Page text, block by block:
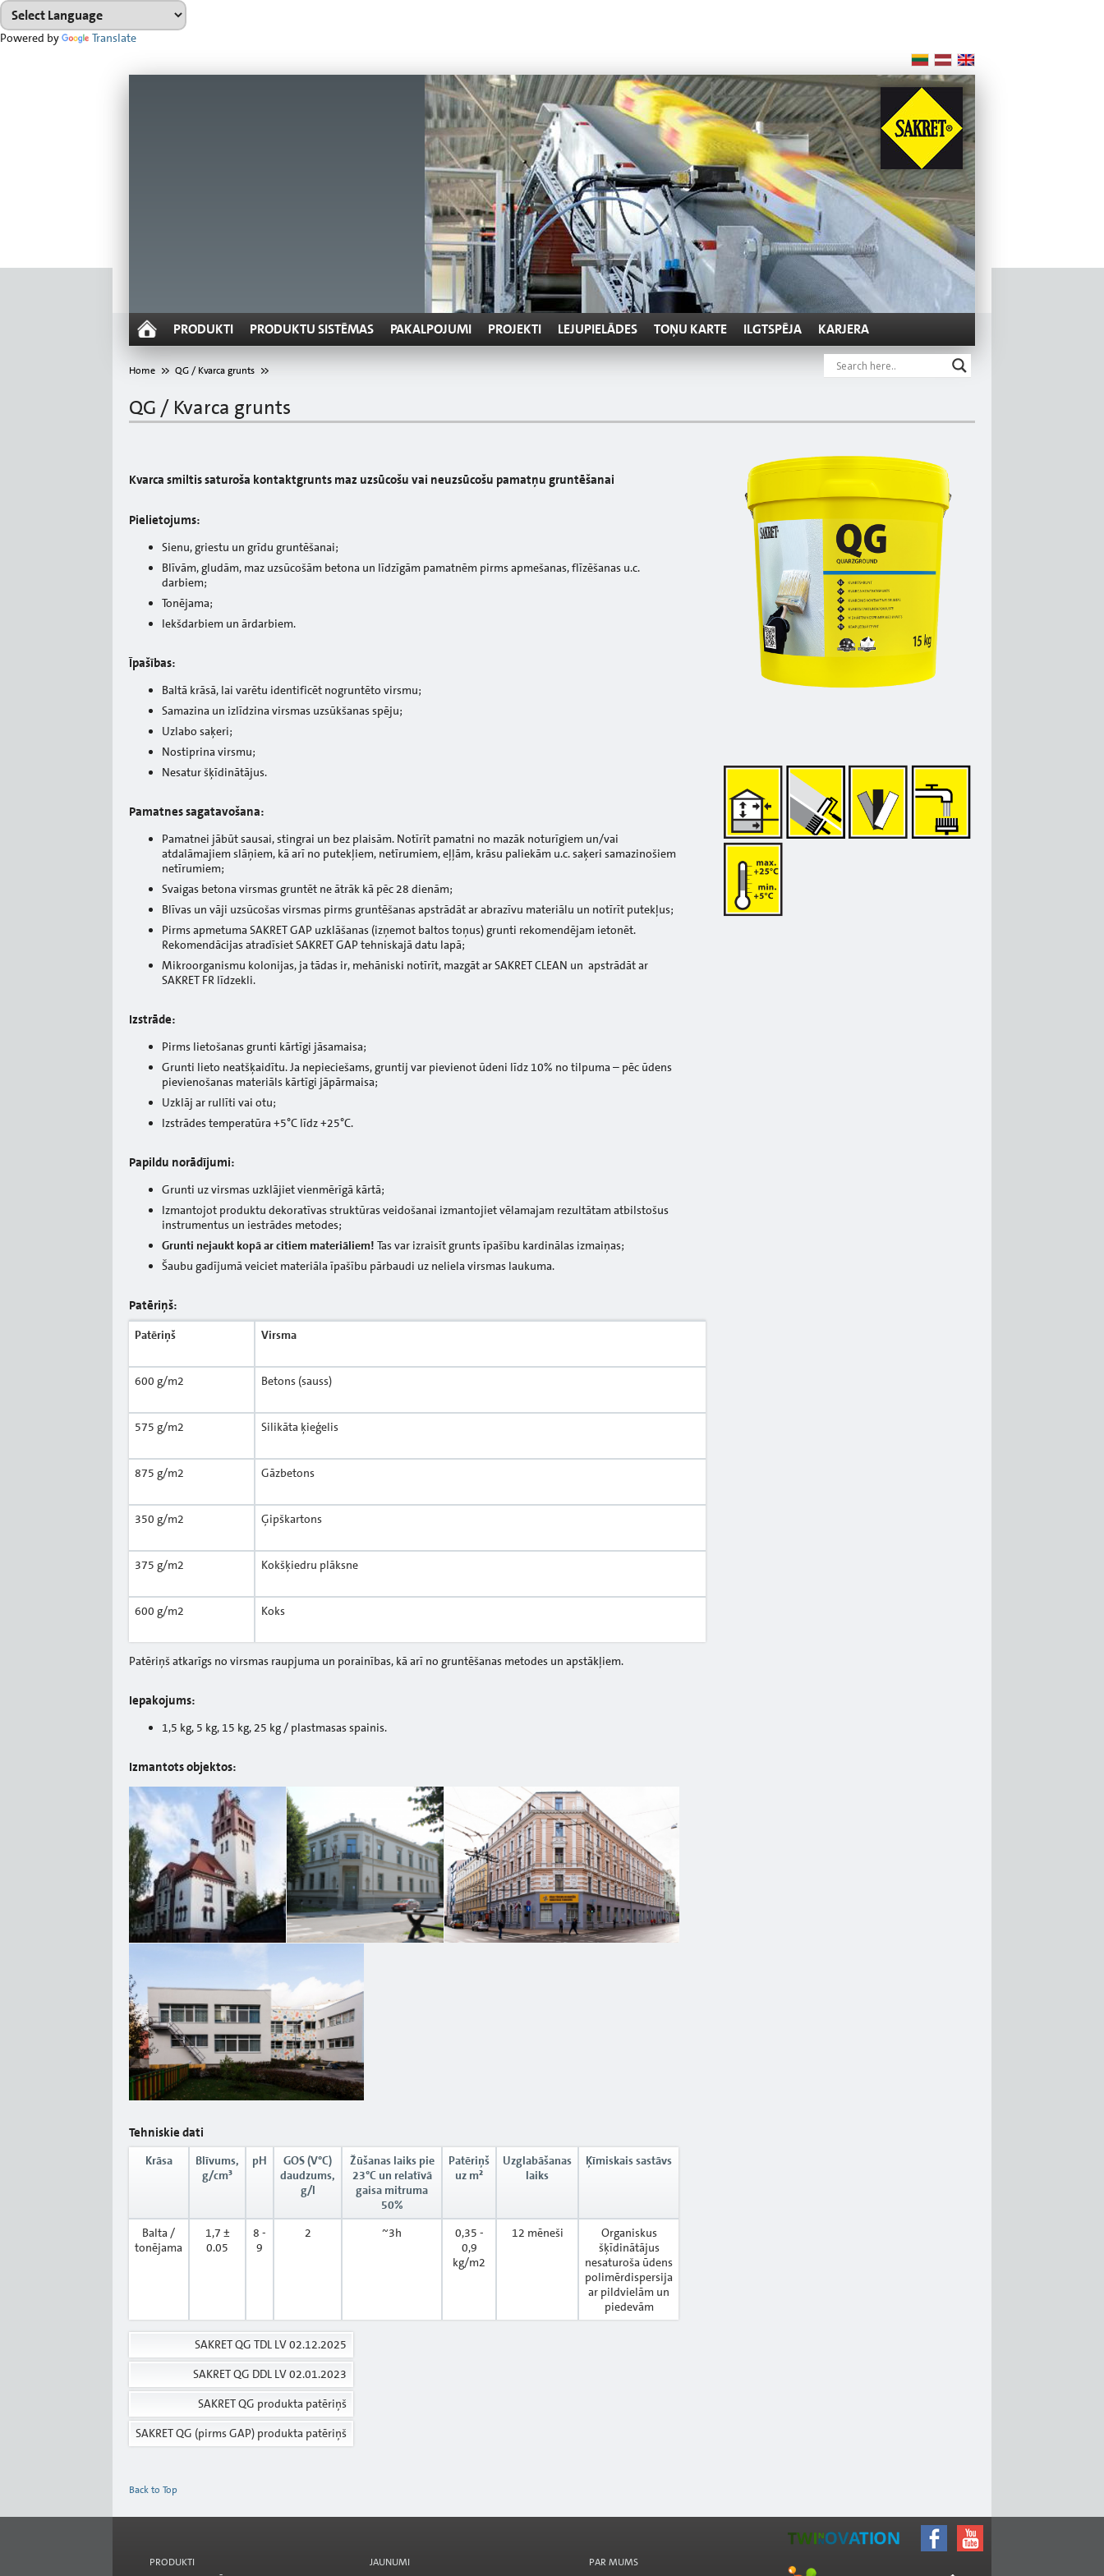
Powered by Translate
PRODUKTI PRODUKTU SISTĒMAS PAKALPOJUMI PROJEKTI LEJUPIELĀDES TOŅU KARTE ILGTSPĒJA KARJERA
Home QG / Kvarca grunts
QG / Kvarca grunts
Kvarca smiltis saturoša kontaktgrunts maz uzsūcošu vai neuzsūcošu pamatņu gruntēšanai
Pielietojums:
Sienu, griestu un grīdu gruntēšanai;
Blīvām, gludām, maz uzsūcošām betona un līdzīgām pamatnēm pirms apmešanas, flīzēšanas u.c.
darbiem;
Tonējama;
Iekšdarbiem un ārdarbiem.
Īpašības:
Baltā krāsā, lai varētu identificēt nogruntēto virsmu;
Samazina un izlīdzina virsmas uzsūkšanas spēju;
Uzlabo saķeri;
Nostiprina virsmu;
Nesatur šķīdinātājus.
Pamatnes sagatavošana:
Pamatnei jābūt sausai, stingrai un bez plaisām. Notīrīt pamatni no mazāk noturīgiem un/vai
atdalāmajiem slāņiem, kā arī no putekļiem, netīrumiem, eļļām, krāsu paliekām u.c. saķeri samazinošiem
netīrumiem;
Svaigas betona virsmas gruntēt ne ātrāk kā pēc 28 dienām;
Blīvas un vāji uzsūcošas virsmas pirms gruntēšanas apstrādāt ar abrazīvu materiālu un notīrīt putekļus;
Pirms apmetuma SAKRET GAP uzklāšanas (izņemot baltos toņus) grunti rekomendējam ietonēt.
Rekomendācijas atradīsiet SAKRET GAP tehniskajā datu lapā;
Mikroorganismu kolonijas, ja tādas ir, mehāniski notīrīt, mazgāt ar SAKRET CLEAN un apstrādāt ar
SAKRET FR līdzekli.
Izstrāde:
Pirms lietošanas grunti kārtīgi jāsamaisa;
Grunti lieto neatšķaidītu. Ja nepieciešams, gruntij var pievienot ūdeni līdz 10% no tilpuma – pēc ūdens
pievienošanas materiāls kārtīgi jāpārmaisa;
Uzklāj ar rullīti vai otu;
Izstrādes temperatūra +5°C līdz +25°C.
Papildu norādījumi:
Grunti uz virsmas uzklājiet vienmērīgā kārtā;
Izmantojot produktu dekoratīvas struktūras veidošanai izmantojiet vēlamajam rezultātam atbilstošus
instrumentus un iestrādes metodes;
Grunti nejaukt kopā ar citiem materiāliem! Tas var izraisīt grunts īpašību kardinālas izmaiņas;
Šaubu gadījumā veiciet materiāla īpašību pārbaudi uz neliela virsmas laukuma.
Patēriņš:
Patēriņš Virsma
600 g/m2 Betons (sauss)
575 g/m2 Silikāta ķieģelis
875 g/m2 Gāzbetons
350 g/m2 Ģipškartons
375 g/m2 Kokšķiedru plāksne
600 g/m2 Koks
Patēriņš atkarīgs no virsmas raupjuma un porainības, kā arī no gruntēšanas metodes un apstākļiem.
Iepakojums:
1,5 kg, 5 kg, 15 kg, 25 kg / plastmasas spainis.
Izmantots objektos:
Tehniskie dati
Krāsa
Blīvums,
g/cm³
pH
GOS (V°C)
daudzums,
g/l
Žūšanas laiks pie
23°C un relatīvā
gaisa mitruma
50%
Patēriņš
uz m²
Uzglabāšanas
laiks
Ķīmiskais sastāvs
Balta /
tonējama
1,7 ±
0.05
8 -
9
2 ~3h
0,35 -
0,9
kg/m2
12 mēneši
Organiskus
šķīdinātājus
nesaturoša ūdens
polimērdispersija
ar pildvielām un
piedevām
SAKRET QG TDL LV 02.12.2025
SAKRET QG DDL LV 02.01.2023
SAKRET QG produkta patēriņš
SAKRET QG (pirms GAP) produkta patēriņš
Back to Top
PRODUKTI
JAUNUMI
PAR MUMS